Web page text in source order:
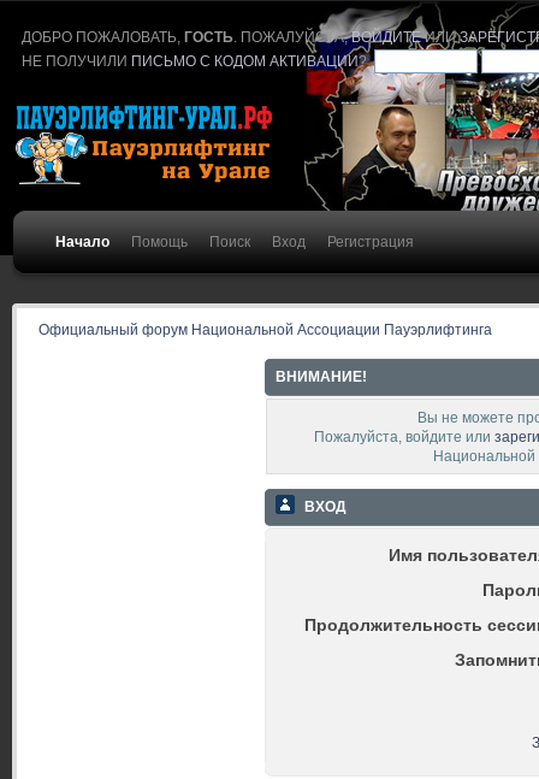
ДОБРО ПОЖАЛОВАТЬ,ГОСТЬ . ПОЖАЛУЙСТА,ВОЙДИТЕИЛИ
НЕ ПОЛУЧИЛИ ПИСЬМО С КОДОМ АКТИВАЦИИ?
Начало Помощь Поиск Вход Регистрация
Официальный форум Национальной Ассоциации Пауэрлифтинга
ВНИМАНИЕ!
Вы не можете
Пожалуйста, войдите или
Национальной
ВХОД
Имя
Продолжительность